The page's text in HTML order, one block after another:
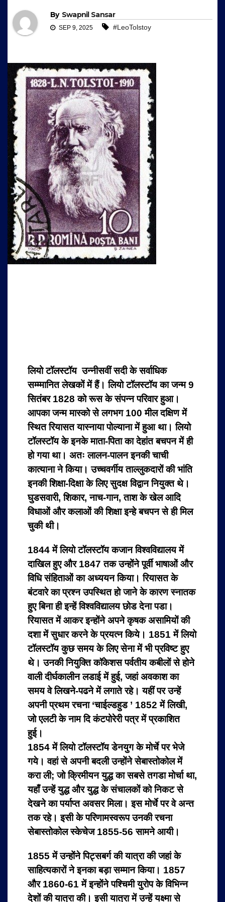
By Swapnil Sansar
SEP 9, 2025 #LeoTolstoy
लियो टॉलस्टॉय उन्नीसवीं सदी के सर्वाधिक
सम्म्मानित लेखकों में हैं। लियो टॉलस्टॉय का जन्म 9
सितंबर 1828 को रूस के संपन्न परिवार हुआ।
आपका जन्म मास्को से लगभग 100 मील दक्षिण में
स्थित रियासत यास्नाया पोल्याना में हुआ था। लियो
टॉलस्टॉय के इनके माता-पिता का देहांत बचपन में ही
हो गया था। अतः लालन-पालन इनकी चाची
कात्याना ने किया। उच्चवर्गीय ताल्लुकदारों की भांति
इनकी शिक्षा-दिक्षा के लिए सुदक्ष विद्वान नियुक्त थे।
घुडसवारी, शिकार, नाच-गान, ताश के खेल आदि
विधाओं और कलाओं की शिक्षा इन्हे बचपन से ही मिल
चुकी थी।
1844 में लियो टॉलस्टॉय कजान विश्वविद्यालय में
दाखिल हुए और 1847 तक उन्होंने पूर्वीं भाषाओं और
विधि संहिताओं का अध्ययन किया। रियासत के
बंटवारे का प्रश्न उपस्थित हो जाने के कारण स्नातक
हुए बिना ही इन्हें विश्वविद्यालय छोड देना पडा।
रियासत में आकर इन्होंने अपने कृषक असामियों की
दशा में सुधार करने के प्रयत्न किये। 1851 में लियो
टॉलस्टॉय कुछ समय के लिए सेना में भी प्रविष्ट हुए
थे। उनकी नियुक्ति कॉकेशस पर्वतीय कबीलों से होने
वाली दीर्घकालीन लडाई में हुई, जहां अवकाश का
समय वे लिखने-पढने में लगाते रहे। यहीं पर उन्हें
अपनी प्रथम रचना ‘चाईल्डहुड ’ 1852 में लिखी,
जो एलटी के नाम दि कंटपोरेरी पत्र में प्रकाशित
हुई।
1854 में लियो टॉलस्टॉय डेनयुग के मोर्चे पर भेजे
गये। वहां से अपनी बदली उन्होंने सेबास्तोकोल में
करा ली; जो क्रिमीयन युद्ध का सबसे तगडा मोर्चा था,
यहाँ उन्हें युद्ध और युद्ध के संचालकों को निकट से
देखने का पर्याप्त अवसर मिला। इस मोर्चे पर वे अन्त
तक रहे। इसी के परिणामस्वरूप उनकी रचना
सेबास्तोकोल स्केचेज 1855-56 सामने आयी।
1855 में उन्होंने पिट्सबर्ग की यात्रा की जहां के
साहित्यकारों ने इनका बड़ा सम्मान किया। 1857
और 1860-61 में इन्होंने पश्चिमी युरोप के विभिन्न
देशों की यात्रा की। इसी यात्रा में उन्हें यक्ष्मा से